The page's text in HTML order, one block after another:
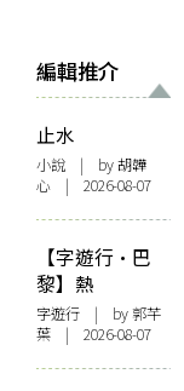
編輯推介
止水
小說 | by 胡韡
心 | 2026-08-07
【字遊行·巴
黎】熱
字遊行 | by 郭芊
葉 | 2026-08-07